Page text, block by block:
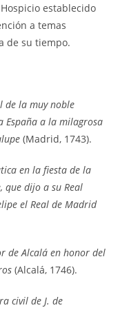
establecido
a temas
de su tiempo.
de la muy noble
España a la milagrosa
(Madrid, 1743).
en la fiesta de la
que dijo a su Real
el Real de Madrid
de Alcalá en honor del
(Alcalá, 1746).
civil de J. de